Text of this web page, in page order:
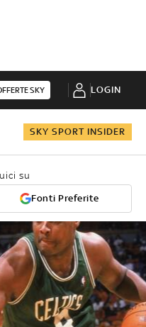
SKY LOGIN
SKY SPORT INSIDER
su
Fonti Preferite